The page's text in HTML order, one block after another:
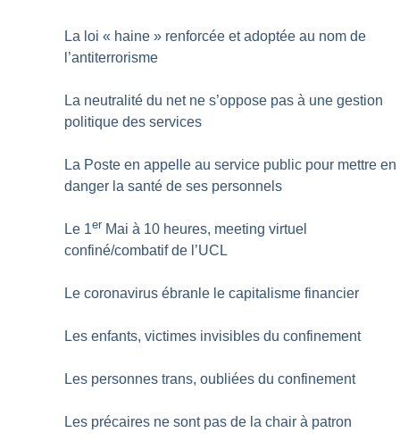
La loi « haine » renforcée et adoptée au nom de
l’antiterrorisme
La neutralité du net ne s’oppose pas à une gestion
politique des services
La Poste en appelle au service public pour mettre en
danger la santé de ses personnels
Le 1er Mai à 10 heures, meeting virtuel
confiné/combatif de l’UCL
Le coronavirus ébranle le capitalisme financier
Les enfants, victimes invisibles du confinement
Les personnes trans, oubliées du confinement
Les précaires ne sont pas de la chair à patron